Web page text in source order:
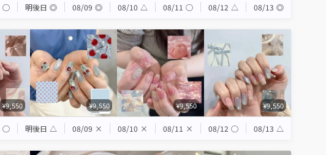
◯ 明後日 ◎ 08/09 ◎ 08/10 △ 08/11 ◯ 08/12 △ 08/13 ◎
¥9,550 ¥9,550 ¥9,550 ¥9,550
◯ 明後日 △ 08/09 × 08/10 × 08/11 × 08/12 ◯ 08/13 △